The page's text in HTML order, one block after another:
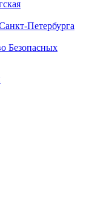
Петербурга
Безопасных